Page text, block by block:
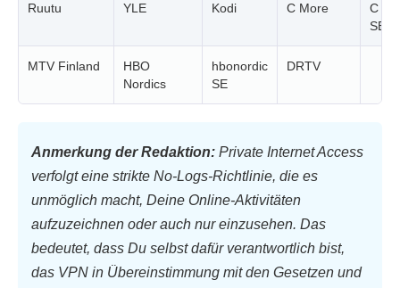
Ruutu YLE Kodi C More
C
SE
MTV Finland
HBO
Nordics
hbonordic
SE
DRTV
Anmerkung der Redaktion: Private Internet Access
verfolgt eine strikte No-Logs-Richtlinie, die es
unmöglich macht, Deine Online-Aktivitäten
aufzuzeichnen oder auch nur einzusehen. Das
bedeutet, dass Du selbst dafür verantwortlich bist,
das VPN in Übereinstimmung mit den Gesetzen und